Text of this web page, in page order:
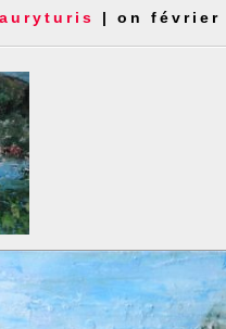
| on février